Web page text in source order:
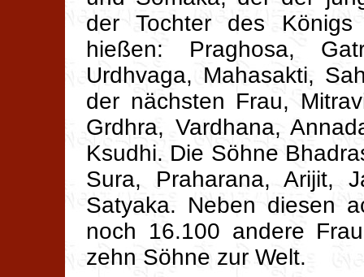
der Tochter des
hießen: Praghosa,
Urdhvaga, Mahasakti,
der nächsten Frau,
Grdhra, Vardhana,
Ksudhi. Die Söhne
Sura, Praharana, Arijit,
Satyaka. Neben diesen
noch 16.100 andere
zehn Söhne zur Welt.